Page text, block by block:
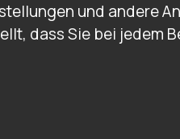
und andere
dass Sie bei jedem